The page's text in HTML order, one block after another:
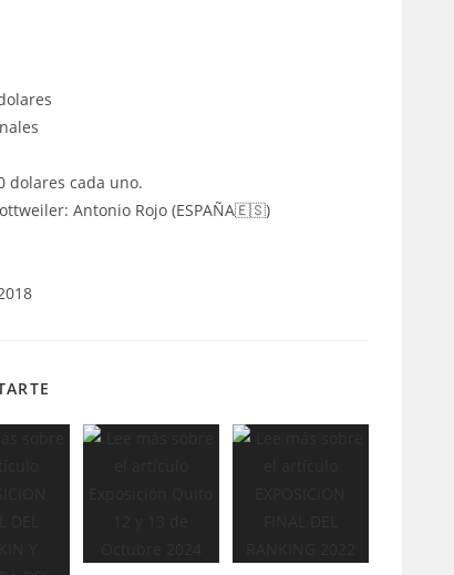
dolares cada uno.
Antonio Rojo (ESPAÑA🇪🇸)